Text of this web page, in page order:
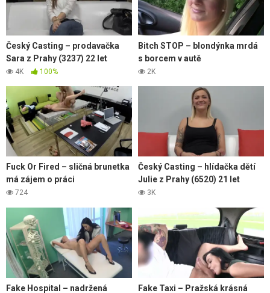
Český Casting – prodavačka
Sara z Prahy (3237) 22 let
4K 100%
Bitch STOP – blondýnka mrdá
s borcem v autě
2K
Fuck Or Fired – sličná brunetka
má zájem o práci
724
Český Casting – hlídačka dětí
Julie z Prahy (6520) 21 let
3K
Fake Hospital – nadržená Fake Taxi – Pražská krásná